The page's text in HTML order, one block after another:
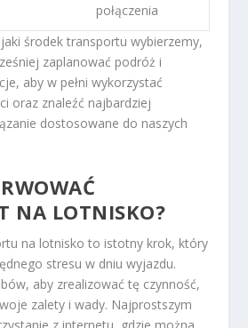
połączenia
środek transportu wybierzemy,
zaplanować podróż i
aby w pełni wykorzystać
oraz znaleźć najbardziej
dostosowane do naszych
NA LOTNISKO?
na lotnisko to istotny krok, który
stresu w dniu wyjazdu.
aby zrealizować tę czynność,
zalety i wady. Najprostszym
z internetu, gdzie można